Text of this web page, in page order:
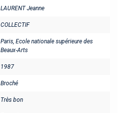
LAURENT Jeanne
COLLECTIF
Paris, Ecole nationale supérieure des
Beaux-Arts
1987
Broché
Très bon